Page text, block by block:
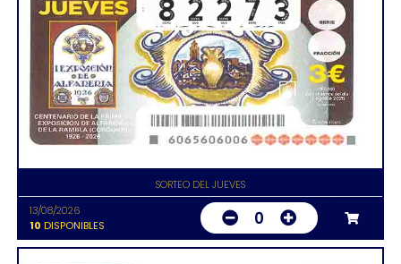
SORTEO DEL JUEVES
13/08/2026
10 DISPONIBLES 0